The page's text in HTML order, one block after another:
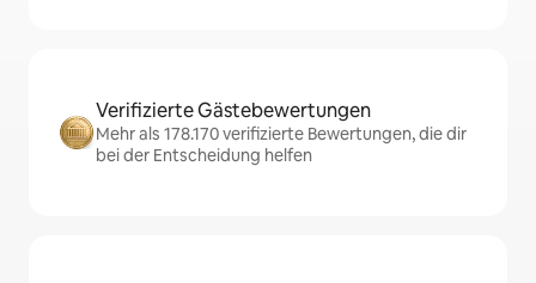
Verifizierte Gästebewertungen
Mehr als 178.170 verifizierte Bewertungen, die dir
bei der Entscheidung helfen